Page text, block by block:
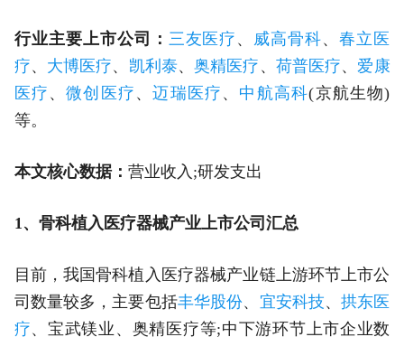
行业主要上市公司： 三友医疗 、 威高骨科、春立医
疗、 大博医疗、 凯利泰、奥精医疗 、 荷普医疗、 爱康
医疗 、微创医疗 、迈瑞医疗 、 中航高科(京航生物)
等。
本文核心数据： 营业收入;研发支出
1、骨科植入医疗器械产业上市公司汇总
目前，我国骨科植入医疗器械产业链上游环节上市公
司数量较多，主要包括丰华股份、 宜安科技、拱东医
疗、宝武镁业、奥精医疗等;中下游环节上市企业数